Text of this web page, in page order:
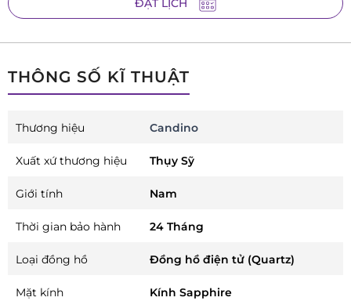
ĐẶT LỊCH
THÔNG SỐ KĨ THUẬT
Thương hiệu Candino
Xuất xứ thương hiệu Thụy Sỹ
Giới tính Nam
Thời gian bảo hành 24 Tháng
Loại đồng hồ Đồng hồ điện tử (Quartz)
Mặt kính Kính Sapphire